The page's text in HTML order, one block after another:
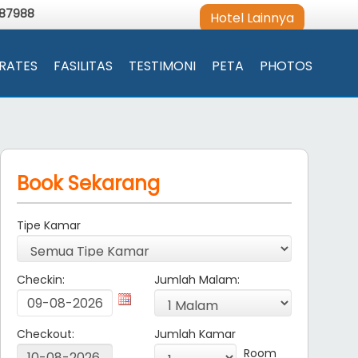
Hotel Lainnya
FASILITAS TESTIMONI PETA PHOTOS
Book Sekarang
Tipe Kamar
Checkin: Jumlah Malam:
Checkout:
Jumlah Kamar
Room